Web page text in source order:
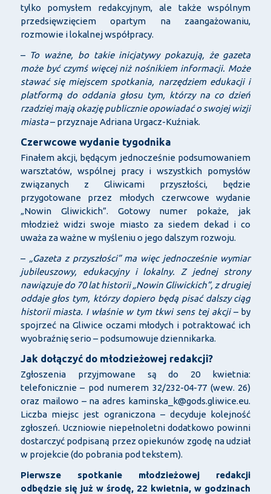
tylko pomysłem redakcyjnym, ale także wspólnym
przedsięwzięciem opartym na zaangażowaniu,
rozmowie i lokalnej współpracy.
– To ważne, bo takie inicjatywy pokazują, że gazeta
może być czymś więcej niż nośnikiem informacji. Może
stawać się miejscem spotkania, narzędziem edukacji i
platformą do oddania głosu tym, którzy na co dzień
rzadziej mają okazję publicznie opowiadać o swojej wizji
miasta– przyznaje Adriana Urgacz-Kuźniak.
Czerwcowe wydanie tygodnika
Finałem akcji, będącym jednocześnie podsumowaniem
warsztatów, wspólnej pracy i wszystkich pomysłów
związanych z Gliwicami przyszłości, będzie
przygotowane przez młodych czerwcowe wydanie
„Nowin Gliwickich”. Gotowy numer pokaże, jak
młodzież widzi swoje miasto za siedem dekad i co
uważa za ważne w myśleniu o jego dalszym rozwoju.
– „Gazeta z przyszłości” ma więc jednocześnie wymiar
jubileuszowy, edukacyjny i lokalny. Z jednej strony
nawiązuje do 70 lat historii „Nowin Gliwickich”, z drugiej
oddaje głos tym, którzy dopiero będą pisać dalszy ciąg
historii miasta. I właśnie w tym tkwi sens tej akcji– by
spojrzeć na Gliwice oczami młodych i potraktować ich
wyobraźnię serio – podsumowuje dziennikarka.
Jak dołączyć do młodzieżowej redakcji?
Zgłoszenia przyjmowane są do 20 kwietnia:
telefonicznie – pod numerem 32/232-04-77 (wew. 26)
oraz mailowo – na adres kaminska_k@gods.gliwice.eu.
Liczba miejsc jest ograniczona – decyduje kolejność
zgłoszeń. Uczniowie niepełnoletni dodatkowo powinni
dostarczyć podpisaną przez opiekunów zgodę na udział
w projekcie (do pobrania pod tekstem).
Pierwsze spotkanie młodzieżowej redakcji
odbędzie się już w środę, 22 kwietnia, w godzinach